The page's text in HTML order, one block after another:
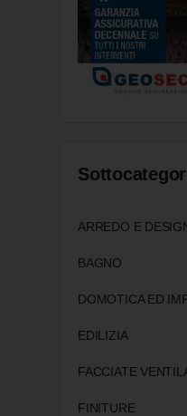
ARREDO E
BAGNO
DOMOTICA ED
EDILIZIA
FACCIATE
FINITURE